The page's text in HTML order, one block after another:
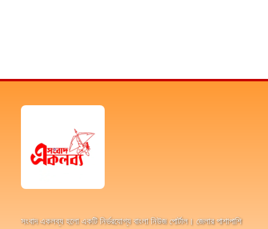
সংবাদ একলব্য হলো একটি নির্ভরযোগ্য বাংলা নিউজ পোর্টাল। জেলার পাশাপাশি